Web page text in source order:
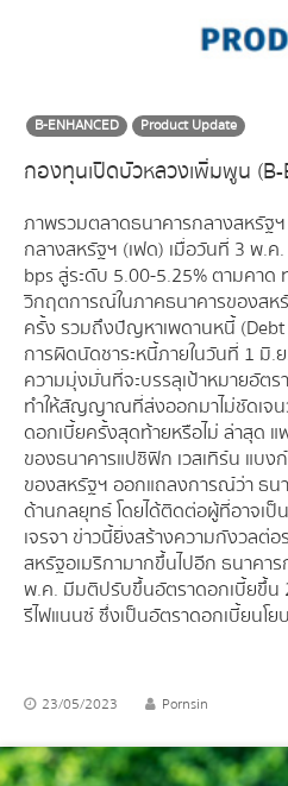
B-ENHANCED Product Update
กองทุนเปิดบัวหลวงเพิ่มพูน (B-
ภาพรวมตลาดธนาคารกลางสหรัฐ
กลางสหรัฐฯ (เฟด) เมื่อวันที่ 3 พ.
bps สู่ระดับ 5.00-5.25% ตามคา
วิกฤตการณ์ในภาคธนาคารของสห
ครั้ง รวมถึงปัญหาเพดานหนี้
การผิดนัดชาระหนี้ภายในวันที่ 1 มิ.
ความมุ่งมั่นที่จะบรรลุเป้าหมายอัตรา
ทำให้สัญญาณที่ส่งออกมาไม่ชัดเจน
ดอกเบี้ยครั้งสุดท้ายหรือไม่ ล่าสุด
ของธนาคารแปซิฟิก เวสเทิร์น แบ
ของสหรัฐฯ ออกแถลงการณ์ว่า ธน
ด้านกลยุทธ์ โดยได้ติดต่อผู้ที่อาจเ
เจรจา ข่าวนี้ยิ่งสร้างความกังวลต่
สหรัฐอเมริกามากขึ้นไปอีก ธนาคาร
พ.ค. มีมติปรับขึ้นอัตราดอกเบี้ยขึ้น
รีไฟแนนซ์ ซึ่งเป็นอัตราดอกเบี้ยนโ
23/05/2023 Pornsin